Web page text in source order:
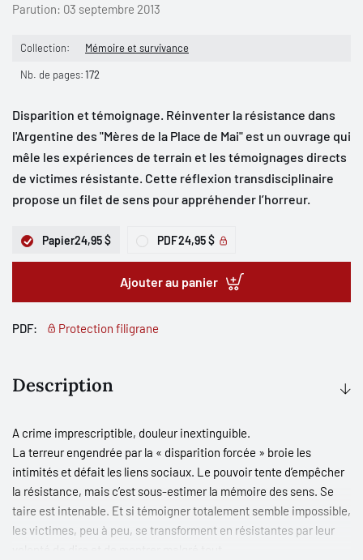
Parution: 03 septembre 2013
Collection: Mémoire et survivance
Nb. de pages:172
Disparition et témoignage. Réinventer la résistance dans
l'Argentine des "Mères de la Place de Mai" est un ouvrage qui
mêle les expériences de terrain et les témoignages directs
de victimes résistante. Cette réflexion transdisciplinaire
propose un filet de sens pour appréhender l’horreur.
Papier24,95 $ PDF24,95 $
Ajouter au panier
PDF: Protection filigrane
Description
A crime imprescriptible, douleur inextinguible.
La terreur engendrée par la « disparition forcée » broie les
intimités et défait les liens sociaux. Le pouvoir tente d’empêcher
la résistance, mais c’est sous-estimer la mémoire des sens. Se
taire est intenable. Et si témoigner totalement semble impossible,
les victimes, peu à peu, se transforment en résistantes par leur